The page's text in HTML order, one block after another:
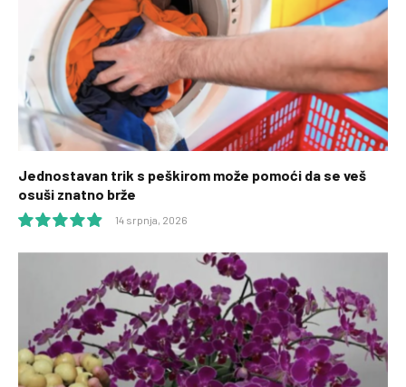
Jednostavan trik s peškirom može pomoći da se veš
osuši znatno brže
9.9
14 srpnja, 2026